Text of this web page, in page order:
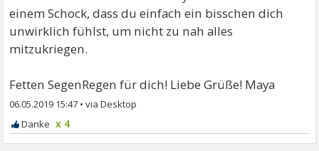
einem Schock, dass du einfach ein bisschen dich
unwirklich fühlst, um nicht zu nah alles
mitzukriegen.
Fetten SegenRegen für dich! Liebe Grüße! Maya
06.05.2019 15:47 •
x 4